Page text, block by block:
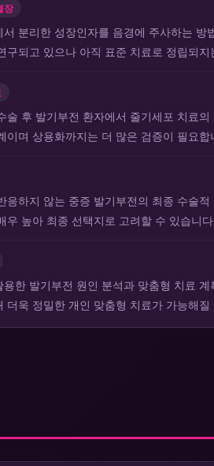
장
서 분리한 성장인자를 음경에 주사하는 방
구되고 있으나 아직 표준 치료로 정립되지
술 후 발기부전 환자에서 줄기세포 치료
이며 상용화까지는 더 많은 검증이 필요합
응하지 않는 중증 발기부전의 최종 수술
우 높아 최종 선택지로 고려할 수 있습니
용한 발기부전 원인 분석과 맞춤형 치료
더욱 정밀한 개인 맞춤형 치료가 가능해질